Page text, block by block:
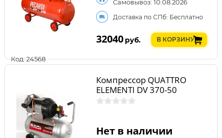
Код: 24568
Самовывоз: 10.08.2026
Доставка по СПб: Бесплатно
32040 руб. В КОРЗИНУ
Компрессор QUATTRO
ELEMENTI DV 370-50
Нет в наличии